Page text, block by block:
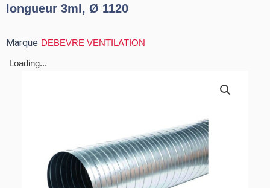
longueur 3ml, Ø 1120
Marque DEBEVRE VENTILATION
Loading...